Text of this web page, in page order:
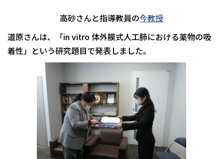
高砂さんと指導教員の今教授
道原さんは、「in vitro 体外膜式人工肺における薬物の吸
着性」という研究題目で発表しました。